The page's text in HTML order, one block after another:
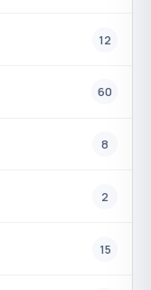
12
60
8
2
15